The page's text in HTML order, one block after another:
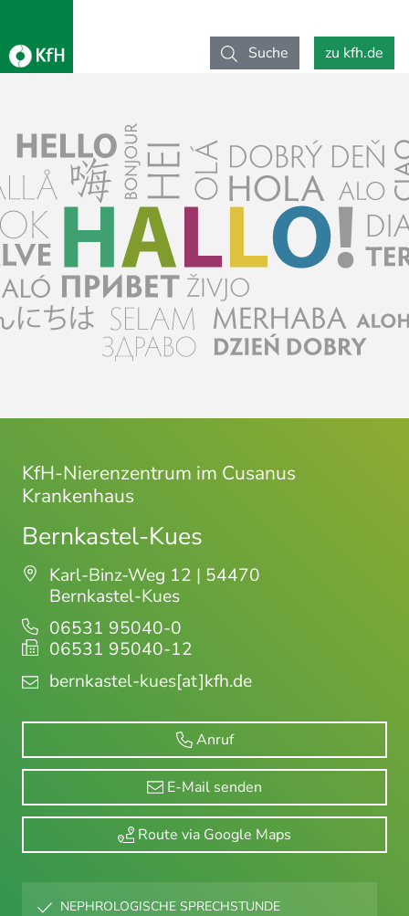
Suche zu kfh.de
KfH-Nierenzentrum im Cusanus
Krankenhaus
Bernkastel-Kues
Karl-Binz-Weg 12 | 54470
Bernkastel-Kues
06531 95040-0
06531 95040-12
bernkastel-kues[at]kfh.de
Anruf
E-Mail senden
Route via Google Maps
NEPHROLOGISCHE SPRECHSTUNDE